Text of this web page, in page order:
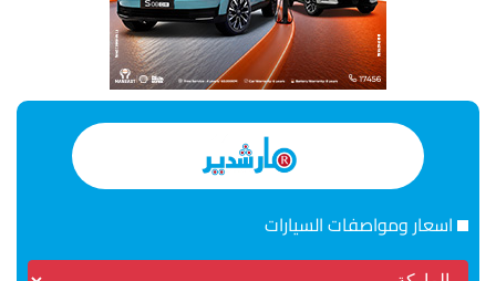
اسعار ومواصفات السيارات